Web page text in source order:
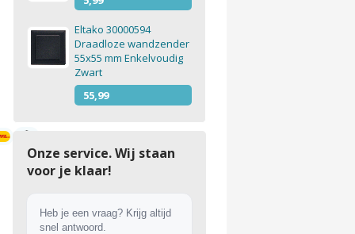
vanaf €150
Eltako 30000594
Draadloze wandzender
55x55 mm Enkelvoudig
Zwart
55,99
Onze service. Wij staan
voor je klaar!
Heb je een vraag? Krijg altijd
snel antwoord.